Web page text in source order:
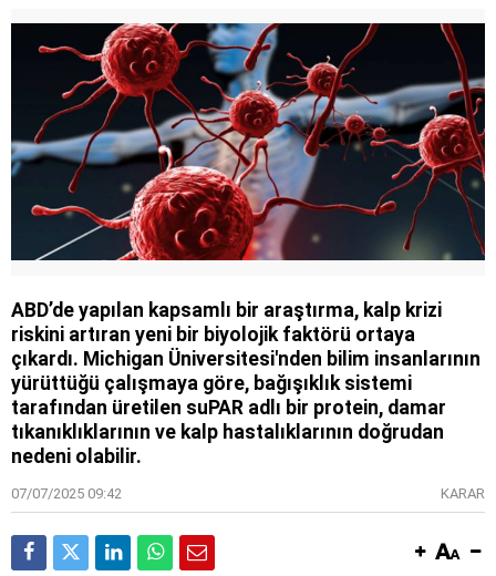
ABD’de yapılan kapsamlı bir araştırma, kalp krizi
riskini artıran yeni bir biyolojik faktörü ortaya
çıkardı. Michigan Üniversitesi'nden bilim insanlarının
yürüttüğü çalışmaya göre, bağışıklık sistemi
tarafından üretilen suPAR adlı bir protein, damar
tıkanıklıklarının ve kalp hastalıklarının doğrudan
nedeni olabilir.
07/07/2025 09:42 KARAR